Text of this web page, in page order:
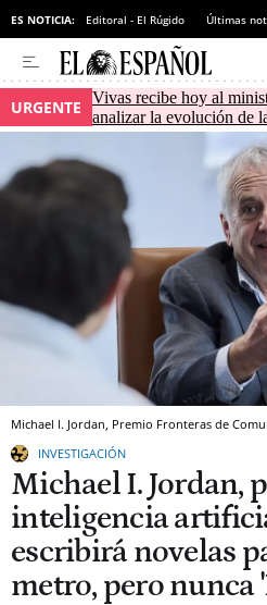
ES NOTICIA: Editoral - El Rúgido Últimas
URGENTE
Vivas recibe hoy al
analizar la evolución de
Michael I. Jordan, Premio Fronteras de
INVESTIGACIÓN
Michael I. Jordan,
inteligencia
escribirá novelas
metro, pero nunca